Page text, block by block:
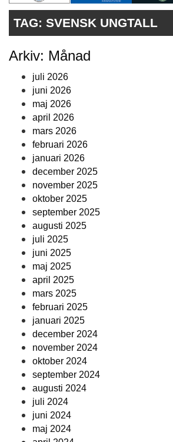
ANNONSERA
TAG: SVENSK UNGTALL
Arkiv: Månad
juli 2026
juni 2026
maj 2026
april 2026
mars 2026
februari 2026
januari 2026
december 2025
november 2025
oktober 2025
september 2025
augusti 2025
juli 2025
juni 2025
maj 2025
april 2025
mars 2025
februari 2025
januari 2025
december 2024
november 2024
oktober 2024
september 2024
augusti 2024
juli 2024
juni 2024
maj 2024